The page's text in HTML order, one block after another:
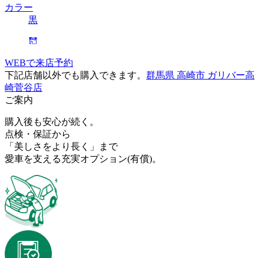
カラー
黒
WEBで来店予約
下記店舗以外でも購入できます。 群馬県 高崎市 ガリバー高
崎菅谷店
ご案内
購入後も安心が続く。
点検・保証から
「美しさをより長く」まで
愛車を支える充実オプション(有償)。